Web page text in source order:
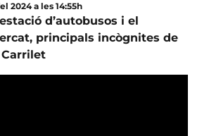
2024 a les 14:55h
d’autobusos i el
principals incògnites de